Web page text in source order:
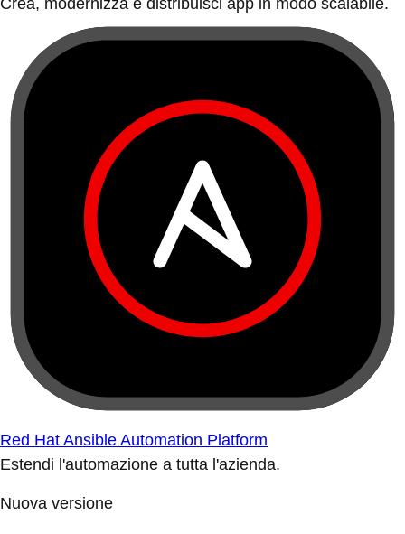
Crea, modernizza e distribuisci app in modo scalabile.
Red Hat Ansible Automation Platform
Estendi l'automazione a tutta l'azienda.
Nuova versione